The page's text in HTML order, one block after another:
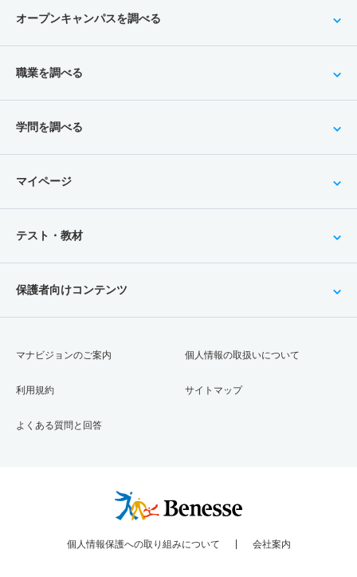
オープンキャンパスを調べる
職業を調べる
学問を調べる
マイページ
テスト・教材
保護者向けコンテンツ
マナビジョンのご案内
利用規約
よくある質問と回答
個人情報の取扱いについて
サイトマップ
個人情報保護への取り組みについて 会社案内